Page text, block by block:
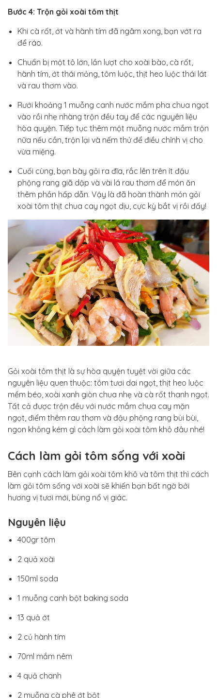
Bước 4: Trộn gỏi xoài tôm thịt
Khi cà rốt, ớt và hành tím đã ngâm xong, bạn vớt ra
để ráo.
Chuẩn bị một tô lớn, lần lượt cho xoài bào, cà rốt,
hành tím, ớt thái mỏng, tôm luộc, thịt heo luộc thái lát
và rau thơm vào.
Rưới khoảng 1 muỗng canh nước mắm pha chua ngọt
vào rồi nhẹ nhàng trộn đều tay để các nguyên liệu
hòa quyện. Tiếp tục thêm một muỗng nước mắm trộn
nữa nếu cần, trộn lại và nếm thử để điều chỉnh vị cho
vừa miệng.
Cuối cùng, bạn bày gỏi ra đĩa, rắc lên trên ít đậu
phộng rang giã dập và vài lá rau thơm để món ăn
thêm phần hấp dẫn. Vậy là đã hoàn thành món gỏi
xoài tôm thịt chua cay ngọt dịu, cực kỳ bắt vị rồi đấy!
Gỏi xoài tôm thịt là sự hòa quyện tuyệt vời giữa các
nguyên liệu quen thuộc: tôm tươi dai ngọt, thịt heo luộc
mềm béo, xoài xanh giòn chua nhẹ và cà rốt thanh ngọt.
Tất cả được trộn đều với nước mắm chua cay mặn
ngọt, điểm thêm rau thơm và đậu phộng rang bùi bùi,
ngon không kém gì cách làm gỏi xoài tôm khô đâu nhé!
Cách làm gỏi tôm sống với xoài
Bên cạnh cách làm gỏi xoài tôm khô và tôm thịt thì cách
làm gỏi tôm sống với xoài sẽ khiến bạn bất ngờ bởi
hương vị tươi mới, bùng nổ vị giác.
Nguyên liệu
400gr tôm
2 quả xoài
150ml soda
1 muỗng canh bột baking soda
13 quả ớt
2 củ hành tím
70ml mắm nêm
4 quả chanh
2 muỗng cà phê ớt bột